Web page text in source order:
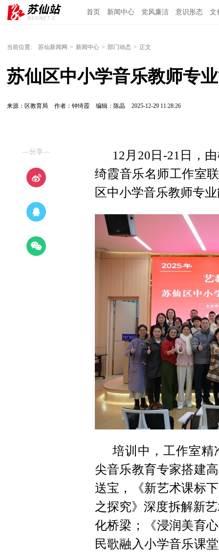
首页 新闻中心 党风廉洁 意识形态 文
当前位置: 苏仙新闻网 > 新闻中心 > 部门动态 > 正文
苏仙区中小学音乐教师专
来源：区教育局 作者：钟绮霞 编辑：陈晶 2025-12-29 11:28:26
—分享—
12月20日-21日，
绮霞音乐名师工作室
区中小学音乐教师专
培训中，工作室精
尖音乐教育专家搭建
送宝，《新艺术课标
之探究》深度拆解新
化桥梁；《浸润美育
民歌融入小学音乐课